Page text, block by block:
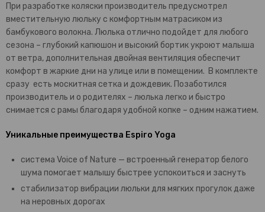
При разработке коляски производитель предусмотрел
вместительную люльку с комфортным матрасиком из
бамбукового волокна. Люлька отлично подойдет для любого
сезона – глубокий капюшон и высокий бортик укроют малыша
от ветра, дополнительная двойная вентиляция обеспечит
комфорт в жаркие дни на улице или в помещении. В комплекте
сразу есть москитная сетка и дождевик. Позаботился
производитель и о родителях – люлька легко и быстро
снимается с рамы благодаря удобной копке – одним нажатием.
Уникальные преимущества Espiro Yoga
система Voice of Nature — встроенный генератор белого
шума помогает малышу быстрее успокоиться и заснуть
стабилизатор вибрации люльки для мягких прогулок даже
на неровных дорогах